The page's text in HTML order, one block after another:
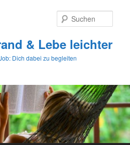
& Lebe leichter
Dich dabei zu begleiten